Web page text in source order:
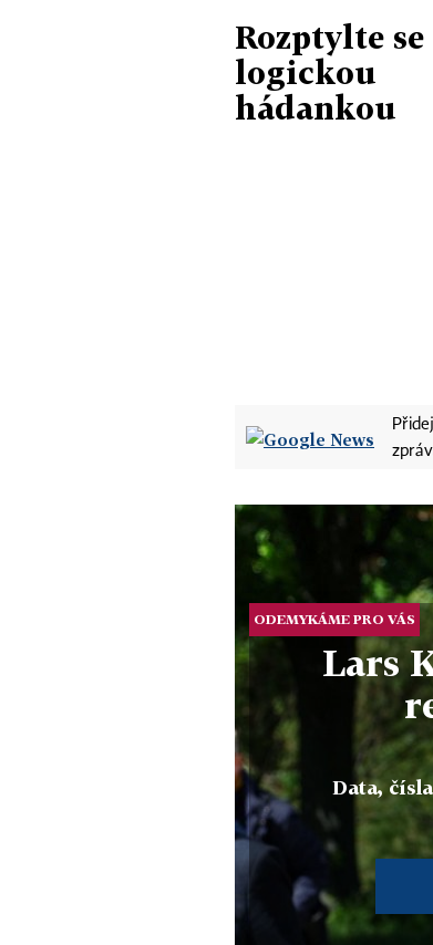
Rozptylte se
logickou
hádankou
ODEMYKÁME PRO VÁS
Lars
Data,